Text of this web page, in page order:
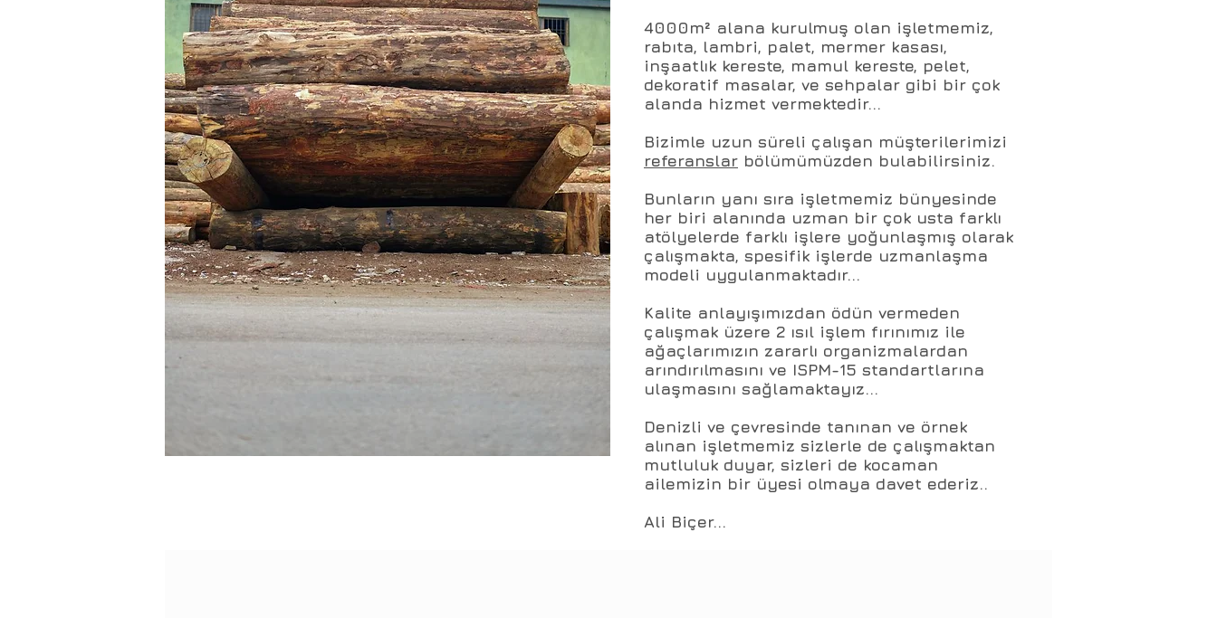
4000m² alana kurulmuş olan işletmemiz,
rabıta, lambri, palet, mermer kasası,
inşaatlık kereste, mamul kereste, pelet,
dekoratif masalar, ve sehpalar gibi bir çok
alanda hizmet vermektedir...
Bizimle uzun süreli çalışan müşterilerimizi
referanslar bölümümüzden bulabilirsiniz.
Bunların yanı sıra işletmemiz bünyesinde
her biri alanında uzman bir çok usta farklı
atölyelerde farklı işlere yoğunlaşmış olarak
çalışmakta, spesifik işlerde uzmanlaşma
modeli uygulanmaktadır...
Kalite anlayışımızdan ödün vermeden
çalışmak üzere 2 ısıl işlem fırınımız ile
ağaçlarımızın zararlı organizmalardan
arındırılmasını ve ISPM-15 standartlarına
ulaşmasını sağlamaktayız...
Denizli ve çevresinde tanınan ve örnek
alınan işletmemiz sizlerle de çalışmaktan
mutluluk duyar, sizleri de kocaman
ailemizin bir üyesi olmaya davet ederiz..
Ali Biçer...